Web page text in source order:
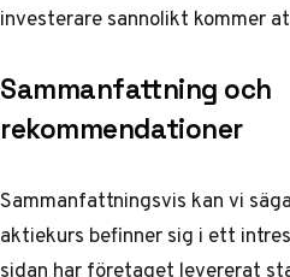
investerare sannolikt kommer
Sammanfattning och
rekommendationer
Sammanfattningsvis kan vi
aktiekurs befinner sig i ett
sidan har företaget levererat